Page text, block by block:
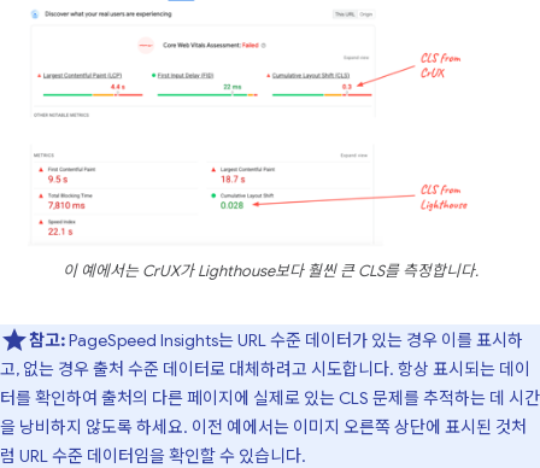
이 예에서는 CrUX가 Lighthouse보다 훨씬 큰 CLS를 측정합니다.
참고:PageSpeed Insights는 URL 수준 데이터가 있는 경우 이를 표시하
고, 없는 경우 출처 수준 데이터로 대체하려고 시도합니다. 항상 표시되는 데이
터를 확인하여 출처의 다른 페이지에 실제로 있는 CLS 문제를 추적하는 데 시간
을 낭비하지 않도록 하세요. 이전 예에서는 이미지 오른쪽 상단에 표시된 것처
럼 URL 수준 데이터임을 확인할 수 있습니다.